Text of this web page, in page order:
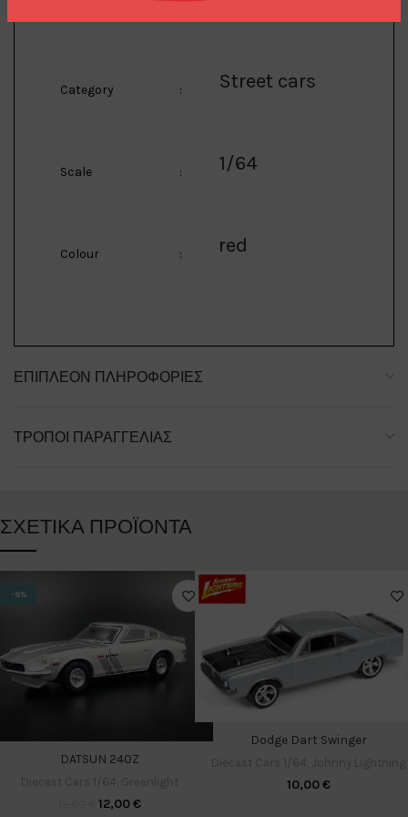
Category : Street cars
Scale : 1/64
Colour : red
ΕΠΙΠΛΈΟΝ ΠΛΗΡΟΦΟΡΊΕΣ
ΤΡΌΠΟΙ ΠΑΡΑΓΓΕΛΊΑΣ
ΣΧΕΤΙΚΆ ΠΡΟΪΌΝΤΑ
-8%
DATSUN 240Z
12,00€
Dodge Dart Swinger
10,00€